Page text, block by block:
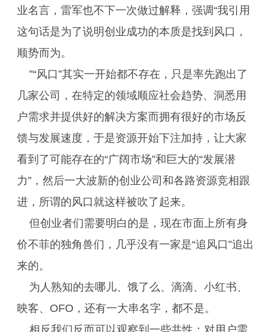
业名言，雷军也不下一次做过解释，强调“我引用
这句话是为了说明创业成功的本质是找到风口，
顺势而为。
”“风口”其实一开始都不存在，只是率先跑出了
几家公司，在特定的领域顺应社会趋势、洞悉用
户需求并提供好的解决方案而拥有很好的市场反
馈与发展速度，于是资源开始下注加持，让大家
看到了可能存在的“广阔市场”和巨大的“发展潜
力”，然后一大波新的创业公司和各路资源竞相跟
进，所谓的风口就这样被吹了起来。
但创业者们需要明白的是，现在市面上所有身
价不菲的独角兽们，几乎没有一家是“追风口”追出
来的。
为人熟知的去哪儿、饿了么、滴滴、小红书、
映客、OFO，还有一大串名字，都不是。
相反我们反而可以观察到一些共性：对用户需